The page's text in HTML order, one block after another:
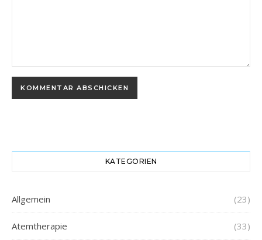
KATEGORIEN
Allgemein (23)
Atemtherapie (33)